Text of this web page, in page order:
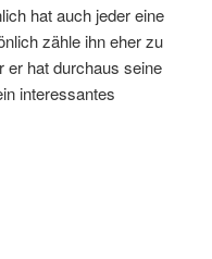
hat auch jeder eine
zähle ihn eher zu
er hat durchaus seine
interessantes